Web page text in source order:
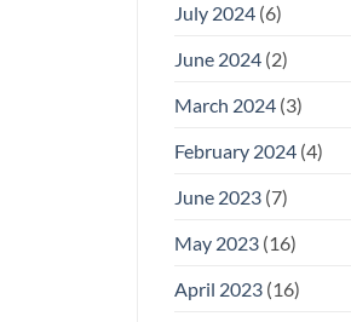
July 2024(6)
June 2024(2)
March 2024(3)
February 2024(4)
June 2023(7)
May 2023(16)
April 2023(16)